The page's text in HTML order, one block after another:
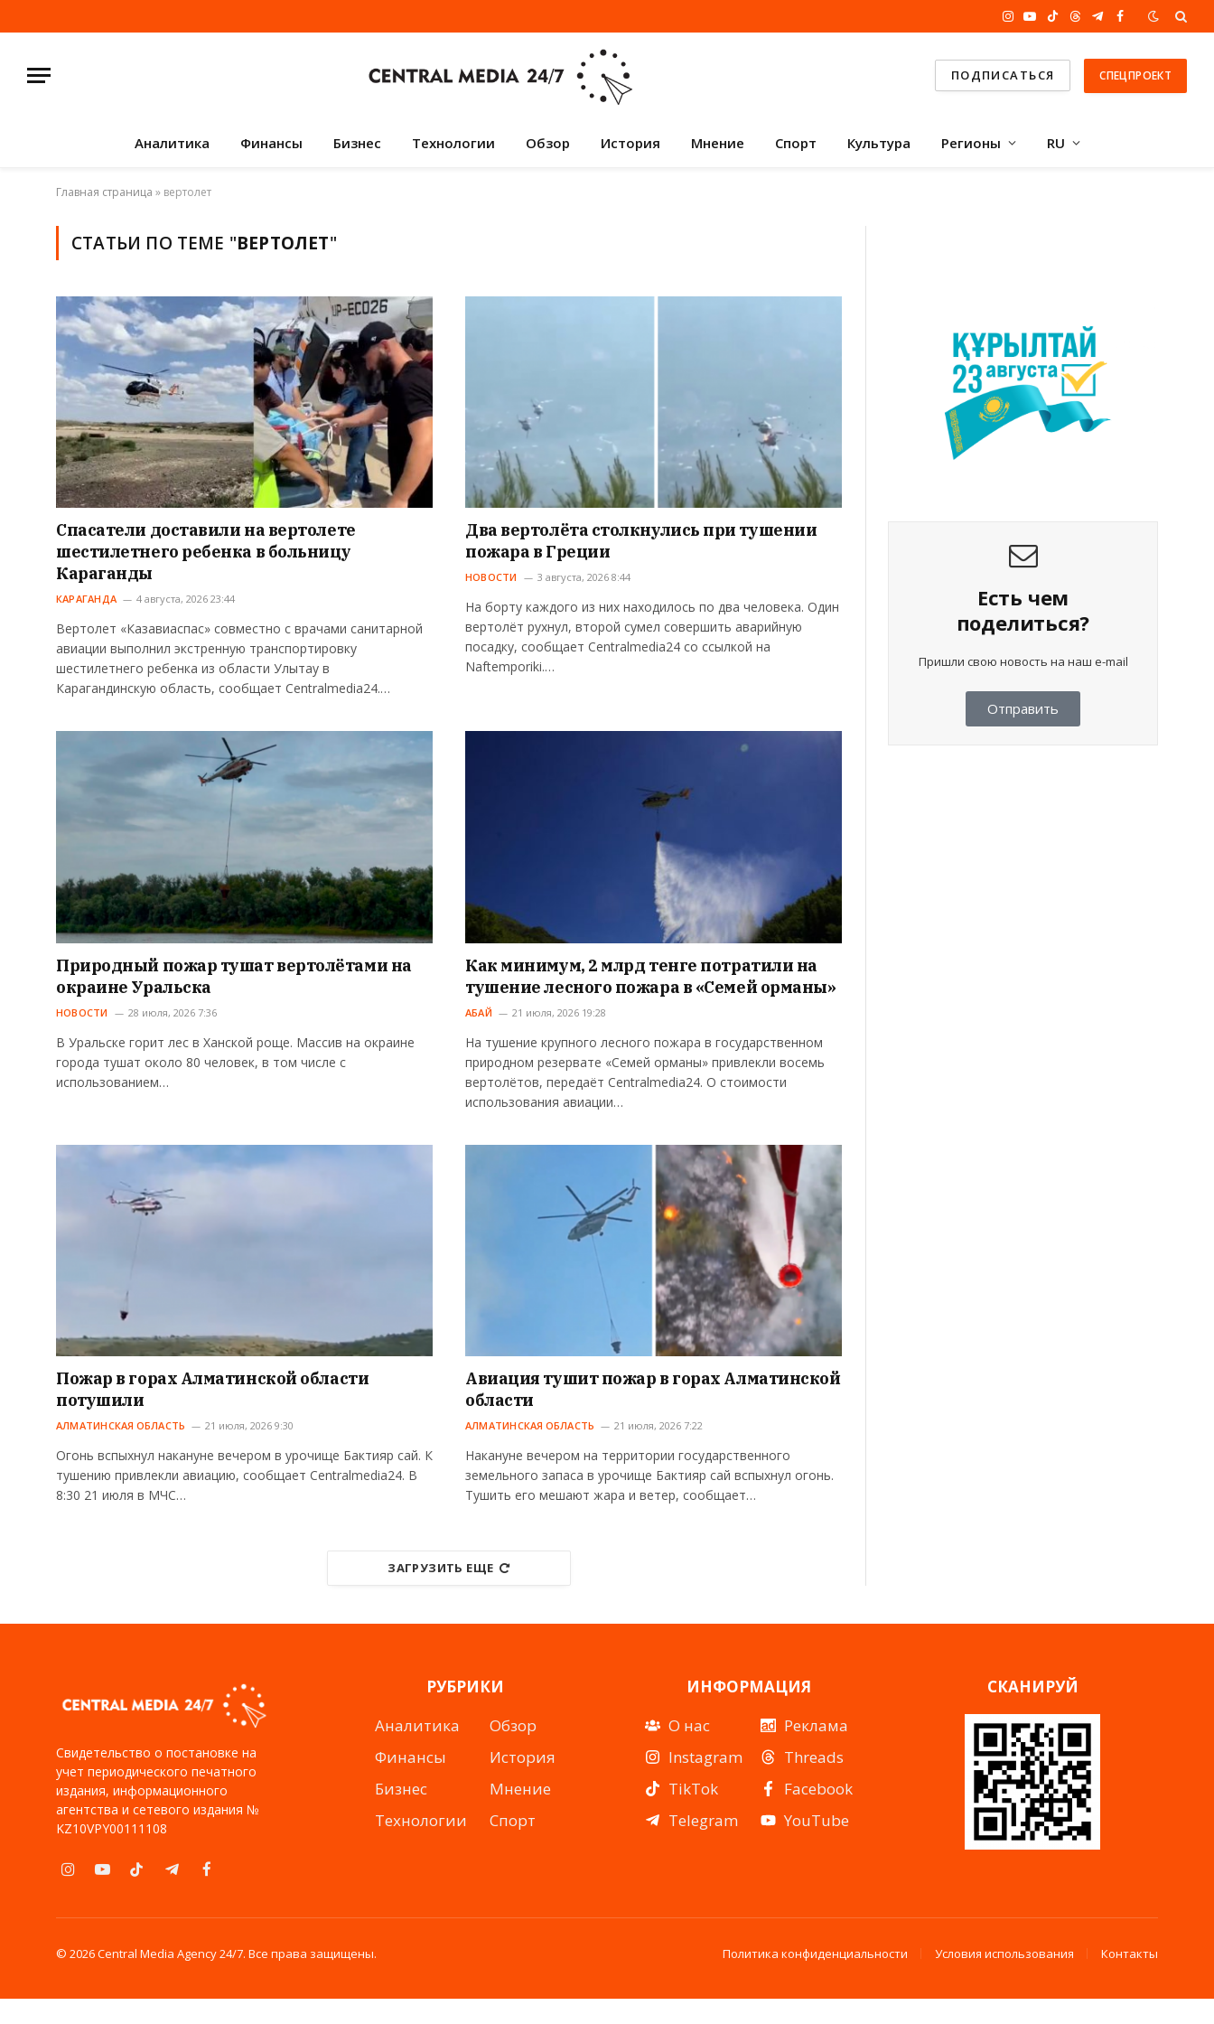
Instagram
YouTube
TikTokThreadsTelegram
Facebook
ПОДПИСАТЬСЯ СПЕЦПРОЕКТ
Аналитика Финансы Бизнес Технологии Обзор История Мнение Спорт Культура Регионы RU
Главная страница » вертолет
СТАТЬИ ПО ТЕМЕ "ВЕРТОЛЕТ"
Спасатели доставили на вертолете
шестилетнего ребенка в больницу
Караганды
КАРАГАНДА 4 августа, 2026 23:44
Вертолет «Казавиаспас» совместно с врачами санитарной
авиации выполнил экстренную транспортировку
шестилетнего ребенка из области Улытау в
Карагандинскую область, сообщает Centralmedia24.…
Два вертолёта столкнулись при тушении
пожара в Греции
НОВОСТИ 3 августа, 2026 8:44
На борту каждого из них находилось по два человека. Один
вертолёт рухнул, второй сумел совершить аварийную
посадку, сообщает Centralmedia24 со ссылкой на
Naftemporiki.…
Природный пожар тушат вертолётами на
окраине Уральска
НОВОСТИ 28 июля, 2026 7:36
В Уральске горит лес в Ханской роще. Массив на окраине
города тушат около 80 человек, в том числе с
использованием…
Как минимум, 2 млрд тенге потратили на
тушение лесного пожара в «Семей орманы»
АБАЙ 21 июля, 2026 19:28
На тушение крупного лесного пожара в государственном
природном резервате «Семей орманы» привлекли восемь
вертолётов, передаёт Centralmedia24. О стоимости
использования авиации…
Пожар в горах Алматинской области
потушили
АЛМАТИНСКАЯ ОБЛАСТЬ 21 июля, 2026 9:30
Огонь вспыхнул накануне вечером в урочище Бактияр сай. К
тушению привлекли авиацию, сообщает Centralmedia24. В
8:30 21 июля в МЧС…
Авиация тушит пожар в горах Алматинской
области
АЛМАТИНСКАЯ ОБЛАСТЬ 21 июля, 2026 7:22
Накануне вечером на территории государственного
земельного запаса в урочище Бактияр сай вспыхнул огонь.
Тушить его мешают жара и ветер, сообщает…
ЗАГРУЗИТЬ ЕЩЕ
Есть чем
поделиться?
Пришли свою новость на наш e-mail
Отправить
Свидетельство о постановке на
учет периодического печатного
издания, информационного
агентства и сетевого издания №
KZ10VPY00111108
InstagramYouTubeTikTokTelegramFacebook
РУБРИКИ
Аналитика
Финансы
Бизнес
Технологии
Обзор
История
Мнение
Спорт
ИНФОРМАЦИЯ
О нас
Instagram
TikTok
Telegram
Реклама
Threads
Facebook
YouTube
СКАНИРУЙ
© 2026 Central Media Agency 24/7. Все права защищены. Политика конфиденциальности Условия использования Контакты